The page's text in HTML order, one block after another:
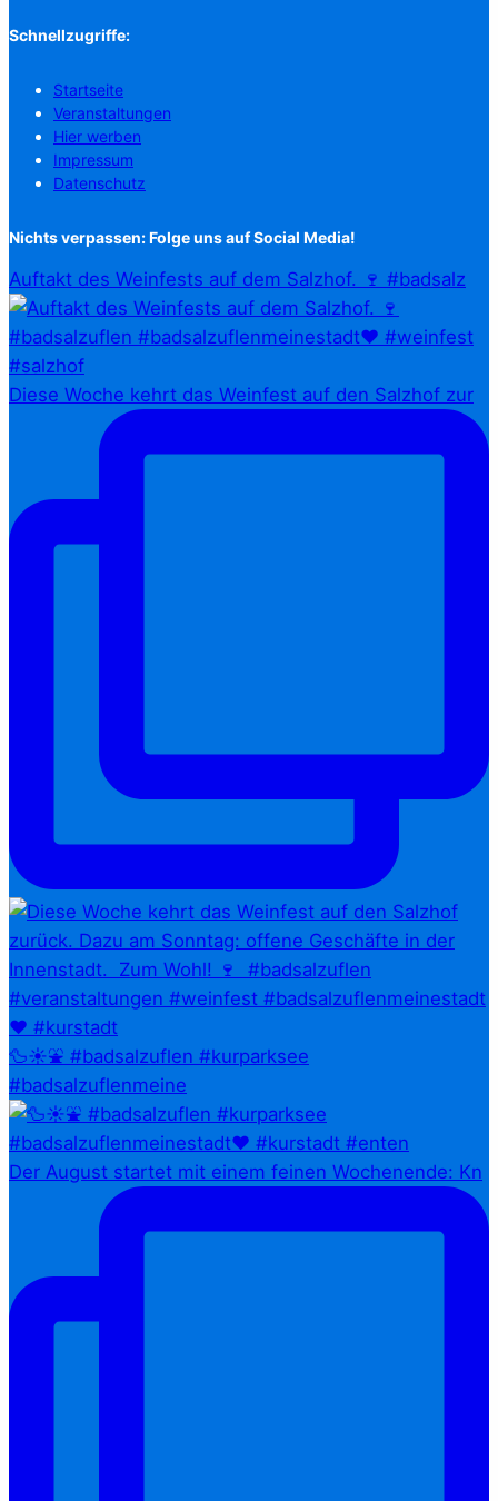
Schnellzugriffe:
Startseite
Veranstaltungen
Hier werben
Impressum
Datenschutz
Nichts verpassen: Folge uns auf Social Media!
Auftakt des Weinfests auf dem Salzhof. 🍷 #badsalz
Diese Woche kehrt das Weinfest auf den Salzhof zur
🦆☀️⛲ #badsalzuflen #kurparksee
#badsalzuflenmeine
Der August startet mit einem feinen Wochenende: Kn